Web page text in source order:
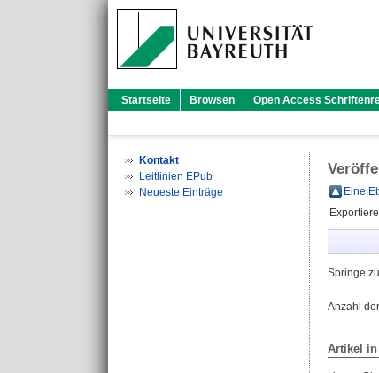
Startseite Browsen Open Access
Kontakt
Leitlinien EPub
Neueste Einträge
Eine
Springe
Anzahl
Artikel